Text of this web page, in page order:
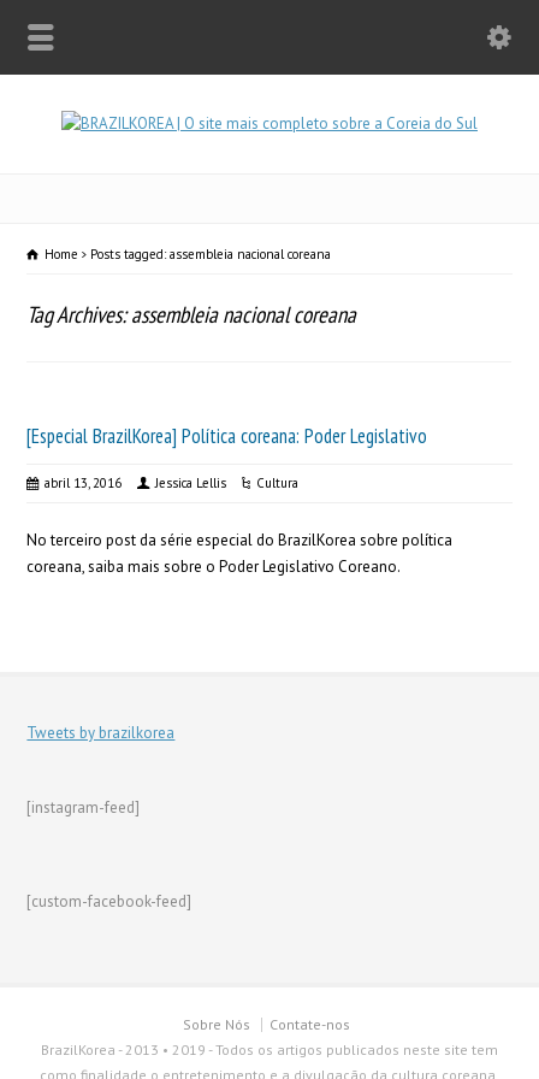
Home Posts tagged: assembleia nacional coreana
Tag Archives: assembleia nacional coreana
[Especial BrazilKorea] Política coreana: Poder Legislativo
abril 13, 2016 Jessica Lellis Cultura
No terceiro post da série especial do BrazilKorea sobre política
coreana, saiba mais sobre o Poder Legislativo Coreano.
Tweets by brazilkorea
[instagram-feed]
[custom-facebook-feed]
Sobre Nós
Contate-nos
BrazilKorea - 2013 • 2019 - Todos os artigos publicados neste site tem
como finalidade o entretenimento e a divulgação da cultura coreana.